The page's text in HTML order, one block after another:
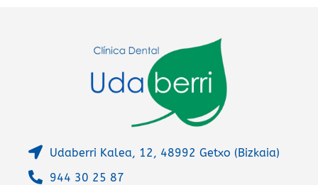
Udaberri Kalea, 12, 48992 Getxo (Bizkaia)
944 30 25 87